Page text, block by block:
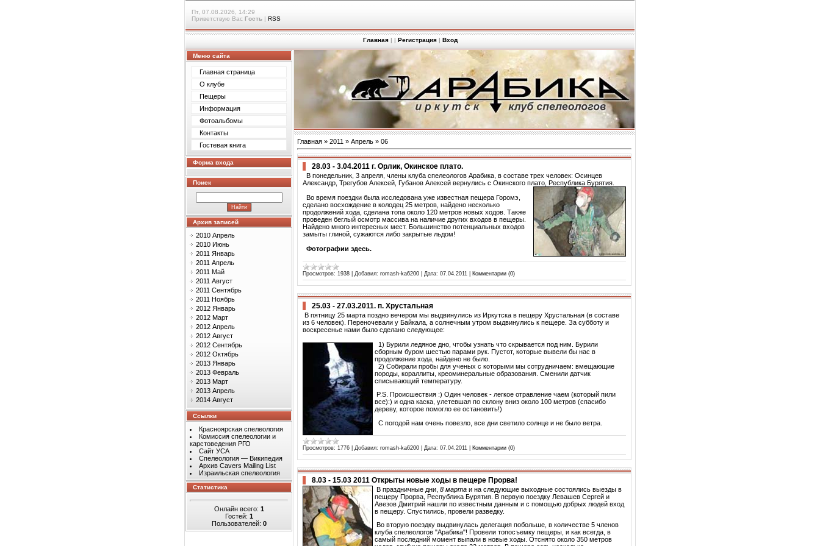
Пт, 07.08.2026, 14:29
Приветствую Вас Гость | RSS
Главная| | Регистрация| Вход
Меню сайта
Главная страница
О клубе
Пещеры
Информация
Фотоальбомы
Контакты
Гостевая книга
Форма входа
Поиск
Архив записей
2010 Апрель
2010 Июнь
2011 Январь
2011 Апрель
2011 Май
2011 Август
2011 Сентябрь
2011 Ноябрь
2012 Январь
2012 Март
2012 Апрель
2012 Август
2012 Сентябрь
2012 Октябрь
2013 Январь
2013 Февраль
2013 Март
2013 Апрель
2014 Август
Ссылки
Красноярская спелеология
Комиссия спелеологии и
карстоведения РГО
Сайт УСА
Спелеология — Википедия
Архив Cavers Mailing List
Израильская спелеология
Статистика
Онлайн всего: 1
Гостей: 1
Пользователей: 0
Главная » 2011 » Апрель » 06
28.03 - 3.04.2011 г. Орлик, Окинское плато.
В понедельник, 3 апреля, члены клуба спелеологов Арабика, в составе трех человек: Осинцев
Александр, Трегубов Алексей, Губанов Алексей вернулись с Окинского плато, Республика Бурятия.
Во время поездки была исследована уже известная пещера Горомэ,
сделано восхождение в колодец 25 метров, найдено несколько
продолжений хода, сделана топа около 120 метров новых ходов. Также
проведен беглый осмотр массива на наличие других входов в пещеры.
Найдено много интересных мест. Большинство потенциальных входов
замыты глиной, сужаются либо закрытые льдом!
Фотографии здесь.
Просмотров: 1938 Добавил: romash-ka6200 Дата: 07.04.2011 Комментарии (0)
25.03 - 27.03.2011. п. Хрустальная
В пятницу 25 марта поздно вечером мы выдвинулись из Иркутска в пещеру Хрустальная (в составе
из 6 человек). Переночевали у Байкала, а солнечным утром выдвинулись к пещере. За субботу и
воскресенье нами было сделано следующее:
1) Бурили ледяное дно, чтобы узнать что скрывается под ним. Бурили
сборным буром шестью парами рук. Пустот, которые вывели бы нас в
продолжение хода, найдено не было.
2) Собирали пробы для ученых с которыми мы сотрудничаем: вмещающие
породы, кораллиты, креоминеральные образования. Сменили датчик
списывающий температуру.
P.S. Происшествия :) Один человек - легкое отравление чаем (который пили
все):) и одна каска, улетевшая по склону вниз около 100 метров (спасибо
дереву, которое помогло ее остановить!)
С погодой нам очень повезло, все дни светило солнце и не было ветра.
Просмотров: 1776 Добавил: romash-ka6200 Дата: 07.04.2011 Комментарии (0)
8.03 - 15.03 2011 Открыты новые ходы в пещере Прорва!
В праздничные дни, 8 марта и на следующие выходные состоялись выезды в
пещеру Прорва, Республика Бурятия. В первую поездку Левашев Сергей и
Авезов Дмитрий нашли по известным данным и с помощью добрых людей вход
в пещеру. Спустились, провели разведку.
Во вторую поездку выдвинулась делегация побольше, в количестве 5 членов
клуба спелеологов "Арабика"! Провели топосъемку пещеры, и как всегда, в
самый последний момент выпали в новые ходы. Отснято около 350 метров